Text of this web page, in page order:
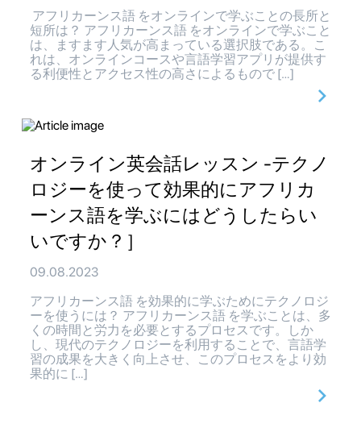
アフリカーンス語 をオンラインで学ぶことの長所と
短所は？ アフリカーンス語 をオンラインで学ぶこと
は、ますます人気が高まっている選択肢である。こ
れは、オンラインコースや言語学習アプリが提供す
る利便性とアクセス性の高さによるもので […]
オンライン英会話レッスン -テクノ
ロジーを使って効果的にアフリカ
ーンス語を学ぶにはどうしたらい
いですか？］
09.08.2023
アフリカーンス語 を効果的に学ぶためにテクノロジ
ーを使うには？ アフリカーンス語 を学ぶことは、多
くの時間と労力を必要とするプロセスです。しか
し、現代のテクノロジーを利用することで、言語学
習の成果を大きく向上させ、このプロセスをより効
果的に […]